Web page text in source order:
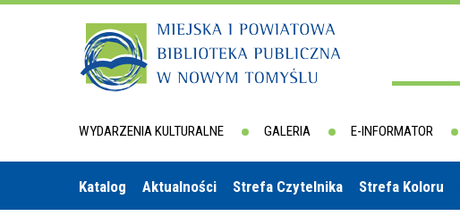
WYDARZENIA KULTURALNE GALERIA E-INFORMATOR
Katalog Aktualności Strefa Czytelnika Strefa Koloru